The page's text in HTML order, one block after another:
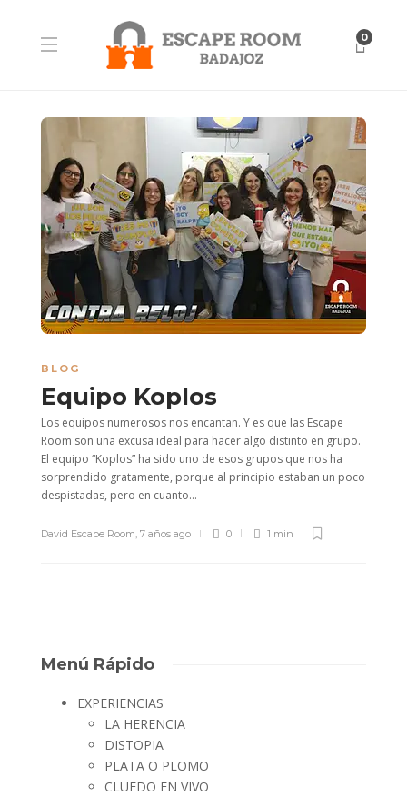
0
BLOG
Equipo Koplos
Los equipos numerosos nos encantan. Y es que las Escape
Room son una excusa ideal para hacer algo distinto en grupo.
El equipo “Koplos” ha sido uno de esos grupos que nos ha
sorprendido gratamente, porque al principio estaban un poco
despistadas, pero en cuanto...
David Escape Room, 7 años ago 0 1 min
Menú Rápido
EXPERIENCIAS
LA HERENCIA
DISTOPIA
PLATA O PLOMO
CLUEDO EN VIVO